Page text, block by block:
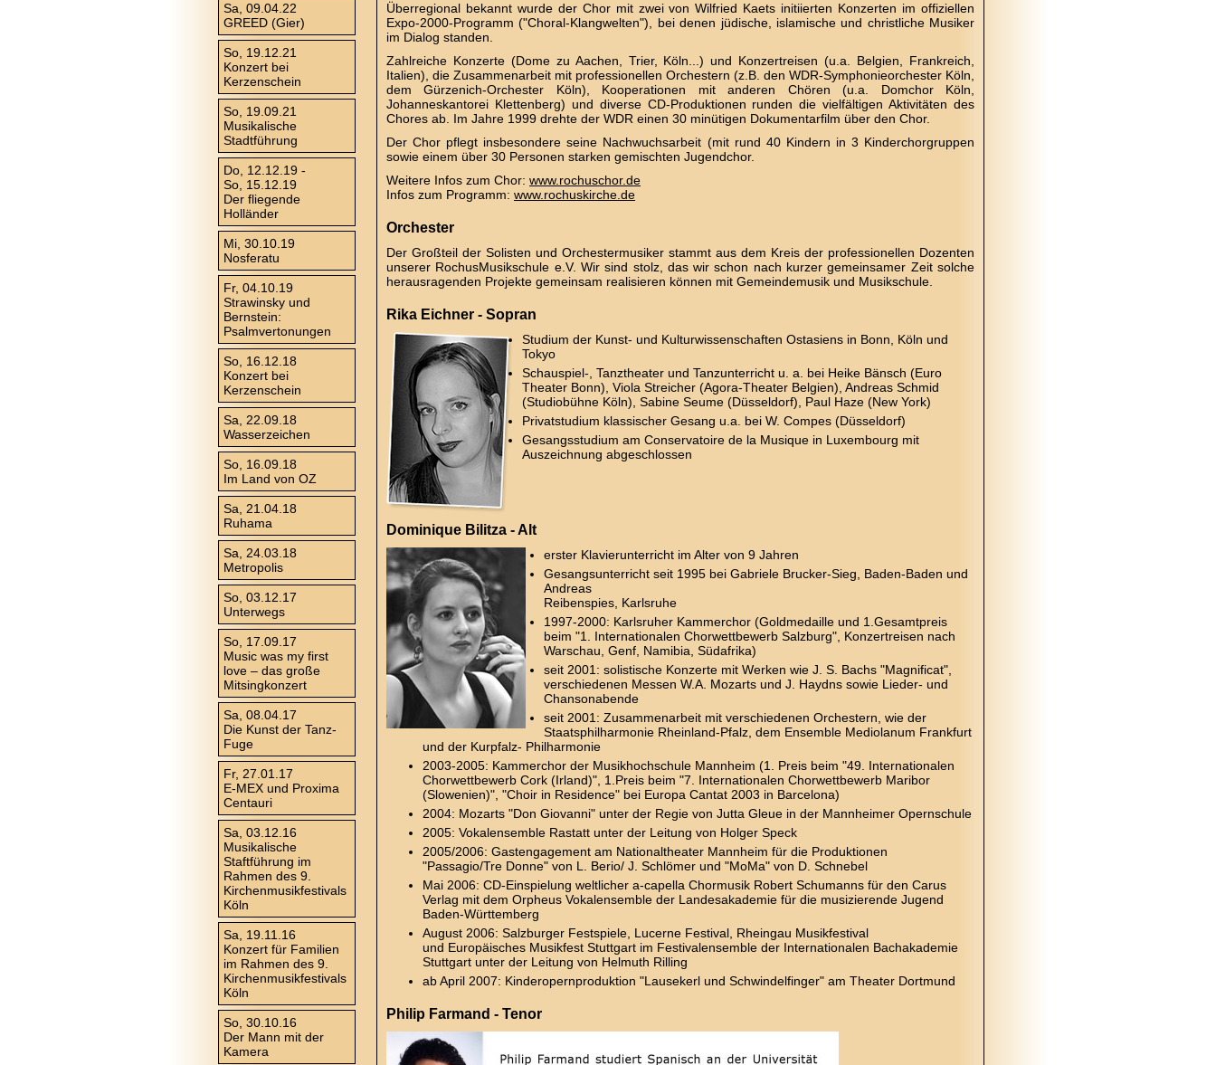
Sa, 09.04.22
GREED (Gier)
So, 19.12.21
Konzert bei
Kerzenschein
So, 19.09.21
Musikalische
Stadtführung
Do, 12.12.19 -
So, 15.12.19
Der fliegende
Holländer
Mi, 30.10.19
Nosferatu
Fr, 04.10.19
Strawinsky und
Bernstein:
Psalmvertonungen
So, 16.12.18
Konzert bei
Kerzenschein
Sa, 22.09.18
Wasserzeichen
So, 16.09.18
Im Land von OZ
Sa, 21.04.18
Ruhama
Sa, 24.03.18
Metropolis
So, 03.12.17
Unterwegs
So, 17.09.17
Music was my first
love – das große
Mitsingkonzert
Sa, 08.04.17
Die Kunst der Tanz-
Fuge
Fr, 27.01.17
E-MEX und Proxima
Centauri
Sa, 03.12.16
Musikalische
Staftführung im
Rahmen des 9.
Kirchenmusikfestivals
Köln
Sa, 19.11.16
Konzert für Familien
im Rahmen des 9.
Kirchenmusikfestivals
Köln
So, 30.10.16
Der Mann mit der
Kamera
Überregional bekannt wurde der Chor mit zwei von Wilfried Kaets initiierten Konzerten im offiziellen
Expo-2000-Programm ("Choral-Klangwelten"), bei denen jüdische, islamische und christliche Musiker
im Dialog standen.
Zahlreiche Konzerte (Dome zu Aachen, Trier, Köln...) und Konzertreisen (u.a. Belgien, Frankreich,
Italien), die Zusammenarbeit mit professionellen Orchestern (z.B. den WDR-Symphonieorchester Köln,
dem Gürzenich-Orchester Köln), Kooperationen mit anderen Chören (u.a. Domchor Köln,
Johanneskantorei Klettenberg) und diverse CD-Produktionen runden die vielfältigen Aktivitäten des
Chores ab. Im Jahre 1999 drehte der WDR einen 30 minütigen Dokumentarfilm über den Chor.
Der Chor pflegt insbesondere seine Nachwuchsarbeit (mit rund 40 Kindern in 3 Kinderchorgruppen
sowie einem über 30 Personen starken gemischten Jugendchor.
Weitere Infos zum Chor: www.rochuschor.de
Infos zum Programm: www.rochuskirche.de
Orchester
Der Großteil der Solisten und Orchestermusiker stammt aus dem Kreis der professionellen Dozenten
unserer RochusMusikschule e.V. Wir sind stolz, das wir schon nach kurzer gemeinsamer Zeit solche
herausragenden Projekte gemeinsam realisieren können mit Gemeindemusik und Musikschule.
Rika Eichner - Sopran
Studium der Kunst- und Kulturwissenschaften Ostasiens in Bonn, Köln und
Tokyo
Schauspiel-, Tanztheater und Tanzunterricht u. a. bei Heike Bänsch (Euro
Theater Bonn), Viola Streicher (Agora-Theater Belgien), Andreas Schmid
(Studiobühne Köln), Sabine Seume (Düsseldorf), Paul Haze (New York)
Privatstudium klassischer Gesang u.a. bei W. Compes (Düsseldorf)
Gesangsstudium am Conservatoire de la Musique in Luxembourg mit
Auszeichnung abgeschlossen
Dominique Bilitza - Alt
erster Klavierunterricht im Alter von 9 Jahren
Gesangsunterricht seit 1995 bei Gabriele Brucker-Sieg, Baden-Baden und
Andreas
Reibenspies, Karlsruhe
1997-2000: Karlsruher Kammerchor (Goldmedaille und 1.Gesamtpreis
beim "1. Internationalen Chorwettbewerb Salzburg", Konzertreisen nach
Warschau, Genf, Namibia, Südafrika)
seit 2001: solistische Konzerte mit Werken wie J. S. Bachs "Magnificat",
verschiedenen Messen W.A. Mozarts und J. Haydns sowie Lieder- und
Chansonabende
seit 2001: Zusammenarbeit mit verschiedenen Orchestern, wie der
Staatsphilharmonie Rheinland-Pfalz, dem Ensemble Mediolanum Frankfurt
und der Kurpfalz- Philharmonie
2003-2005: Kammerchor der Musikhochschule Mannheim (1. Preis beim "49. Internationalen
Chorwettbewerb Cork (Irland)", 1.Preis beim "7. Internationalen Chorwettbewerb Maribor
(Slowenien)", "Choir in Residence" bei Europa Cantat 2003 in Barcelona)
2004: Mozarts "Don Giovanni" unter der Regie von Jutta Gleue in der Mannheimer Opernschule
2005: Vokalensemble Rastatt unter der Leitung von Holger Speck
2005/2006: Gastengagement am Nationaltheater Mannheim für die Produktionen
"Passagio/Tre Donne" von L. Berio/ J. Schlömer und "MoMa" von D. Schnebel
Mai 2006: CD-Einspielung weltlicher a-capella Chormusik Robert Schumanns für den Carus
Verlag mit dem Orpheus Vokalensemble der Landesakademie für die musizierende Jugend
Baden-Württemberg
August 2006: Salzburger Festspiele, Lucerne Festival, Rheingau Musikfestival
und Europäisches Musikfest Stuttgart im Festivalensemble der Internationalen Bachakademie
Stuttgart unter der Leitung von Helmuth Rilling
ab April 2007: Kinderopernproduktion "Lausekerl und Schwindelfinger" am Theater Dortmund
Philip Farmand - Tenor